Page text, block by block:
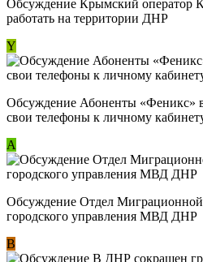
Обсуждение Крымский оператор
работать на территории ДНР
Y
Обсуждение ​Абоненты «Феникс»
свои телефоны к личному
А
Обсуждение Отдел
городского управления МВД ДНР
В